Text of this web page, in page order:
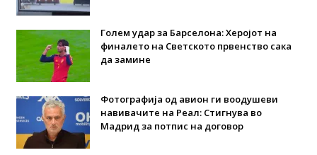
Голем удар за Барселона: Херојот на
финалето на Светското првенство сака
да замине
Фотографија од авион ги воодушеви
навивачите на Реал: Стигнува во
Мадрид за потпис на договор